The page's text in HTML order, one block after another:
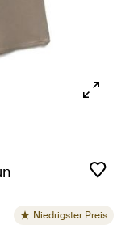
Niedrigster Preis